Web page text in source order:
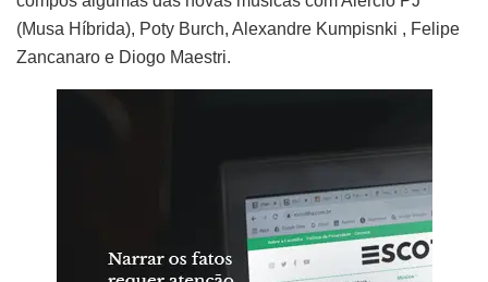
(Musa Híbrida), Poty Burch, Alexandre Kumpisnki , Felipe
Zancanaro e Diogo Maestri.